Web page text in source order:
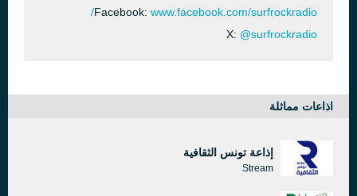
Facebook: www.facebook.com/surfrockradio/
X: @surfrockradio
اذاعات مماثلة
إذاعة تونس الثقافية
Stream